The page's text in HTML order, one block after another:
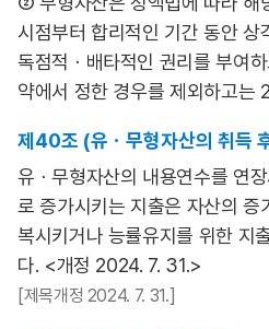
시점부터 합리적인 기간 동안 상
독점적ㆍ배타적인 권리를 부여
약에서 정한 경우를 제외하고는
제40조 (유ㆍ무형자산의 취득
유ㆍ무형자산의 내용연수를 연
로 증가시키는 지출은 자산의 증
복시키거나 능률유지를 위한 지
다. <개정 2024. 7. 31.>
[제목개정 2024. 7. 31.]